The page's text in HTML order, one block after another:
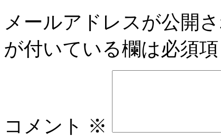
メールアドレスが公開
が付いている欄は必須
コメント ※